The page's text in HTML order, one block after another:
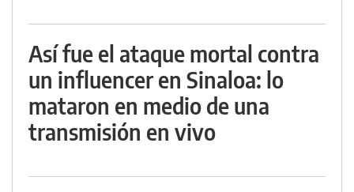
Así fue el ataque mortal contra
un influencer en Sinaloa: lo
mataron en medio de una
transmisión en vivo